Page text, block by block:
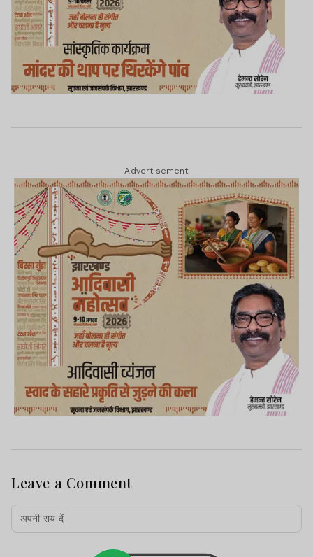
Advertisement
Leave a Comment